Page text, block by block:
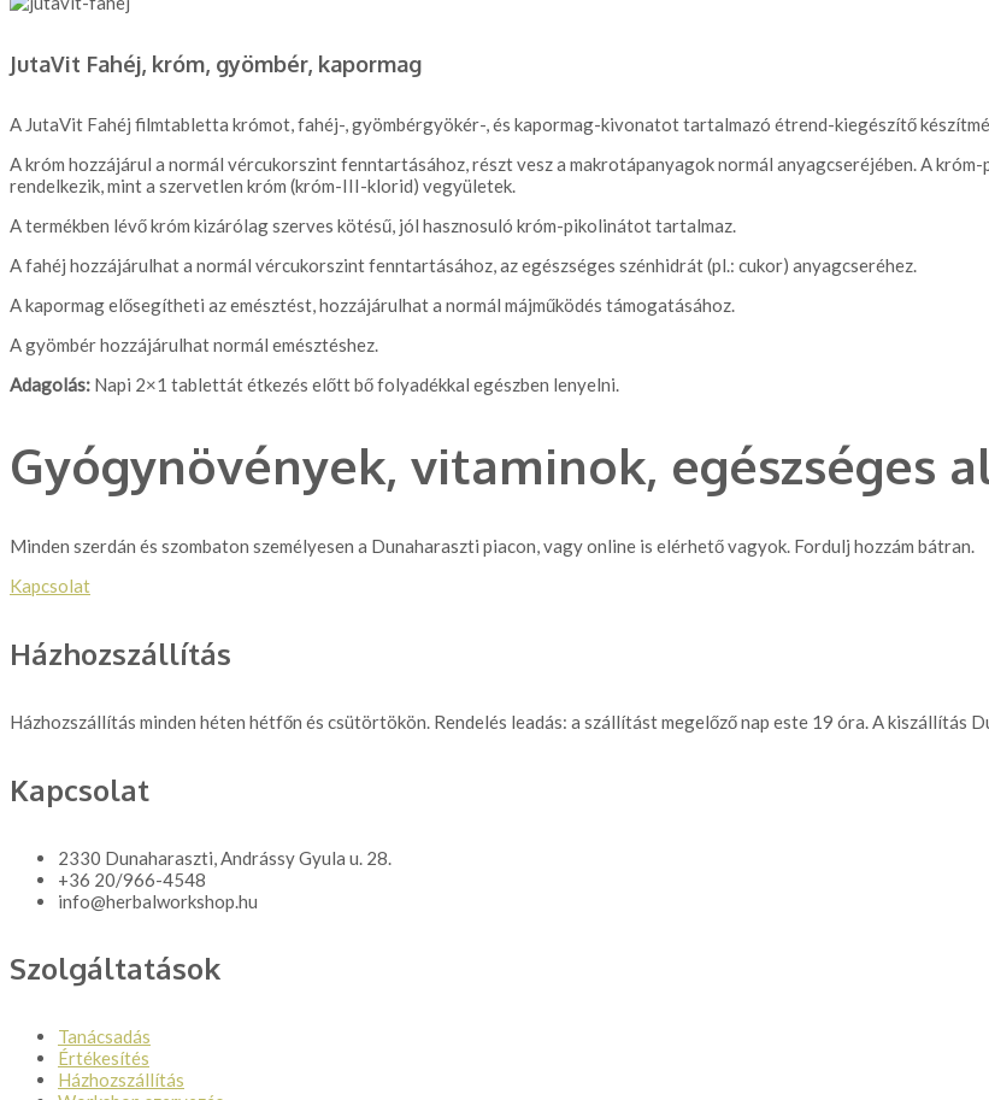
JutaVit Fahéj, króm, gyömbér, kapormag
A JutaVit Fahéj filmtabletta krómot, fahéj-, gyömbérgyökér-, és kapormag-kivonatot tartalmazó étrend-kiegészítő
A króm hozzájárul a normál vércukorszint fenntartásához, részt vesz a makrotápanyagok normál anyagcseréjében. A
rendelkezik, mint a szervetlen króm (króm-III-klorid) vegyületek.
A termékben lévő króm kizárólag szerves kötésű, jól hasznosuló króm-pikolinátot tartalmaz.
A fahéj hozzájárulhat a normál vércukorszint fenntartásához, az egészséges szénhidrát (pl.: cukor) anyagcseréhez.
A kapormag elősegítheti az emésztést, hozzájárulhat a normál májműködés támogatásához.
A gyömbér hozzájárulhat normál emésztéshez.
Adagolás: Napi 2×1 tablettát étkezés előtt bő folyadékkal egészben lenyelni.
Gyógynövények, vitaminok, egészséges
Minden szerdán és szombaton személyesen a Dunaharaszti piacon, vagy online is elérhető vagyok. Fordulj hozzám bátran.
Kapcsolat
Házhozszállítás
Házhozszállítás minden héten hétfőn és csütörtökön. Rendelés leadás: a szállítást megelőző nap este 19 óra. A kiszállítás
Kapcsolat
2330 Dunaharaszti, Andrássy Gyula u. 28.
+36 20/966-4548
info@herbalworkshop.hu
Szolgáltatások
Tanácsadás
Értékesítés
Házhozszállítás